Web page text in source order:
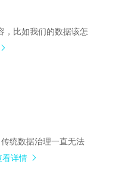
，比如我们的数据该怎
统数据治理一直无法
看详情